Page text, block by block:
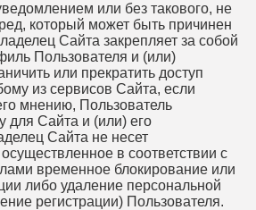
или без такового, не
который может быть причинен
Сайта закрепляет за собой
Пользователя и (или)
или прекратить доступ
из сервисов Сайта, если
мнению, Пользователь
для Сайта и (или) его
Сайта не несет
в соответствии с
временное блокирование или
либо удаление персональной
регистрации) Пользователя.